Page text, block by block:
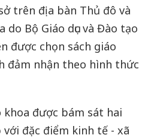
trên địa bàn Thủ đô và
do Bộ Giáo dục và Đào tạo
được chọn sách giáo
đảm nhận theo hình thức
khoa được bám sát hai
đặc điểm kinh tế - xã